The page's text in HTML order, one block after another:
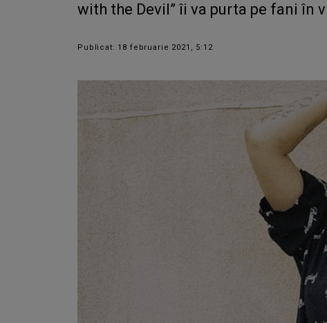
with the Devil” îi va purta pe fani în
Publicat: 18 februarie 2021, 5:12